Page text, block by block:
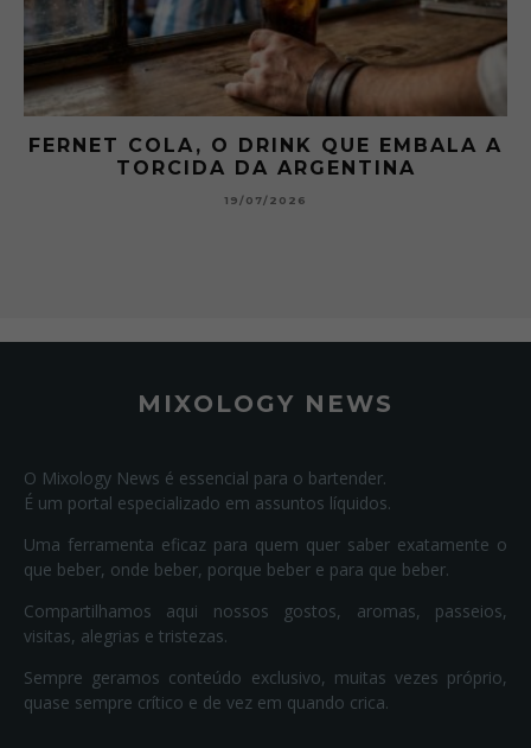
FERNET COLA, O DRINK QUE EMBALA A
TORCIDA DA ARGENTINA
19/07/2026
MIXOLOGY NEWS
O Mixology News é essencial para o bartender.
É um portal especializado em assuntos líquidos.
Uma ferramenta eficaz para quem quer saber exatamente o
que beber, onde beber, porque beber e para que beber.
Compartilhamos aqui nossos gostos, aromas, passeios,
visitas, alegrias e tristezas.
Sempre geramos conteúdo exclusivo, muitas vezes próprio,
quase sempre crítico e de vez em quando crica.